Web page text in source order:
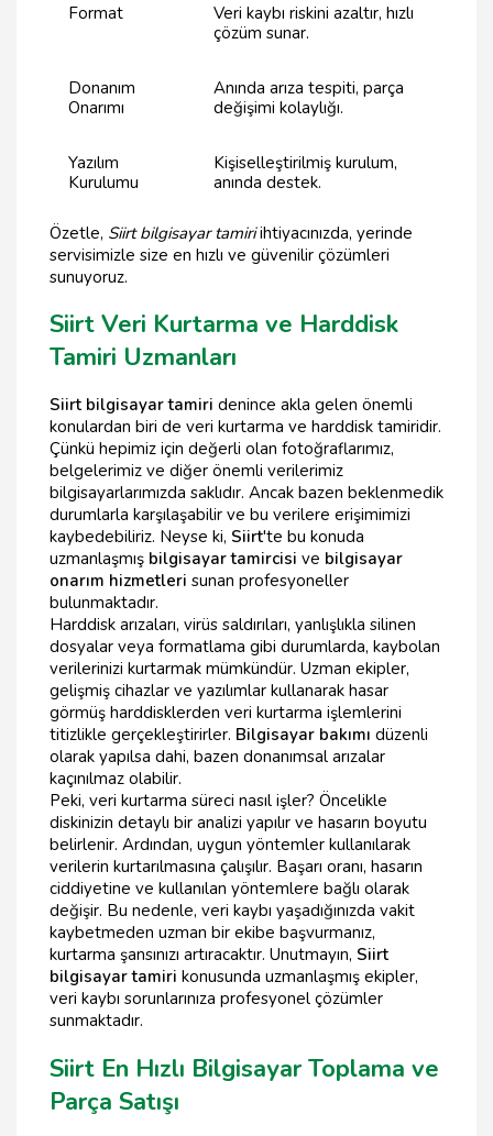
Format
Veri kaybı riskini azaltır, hızlı
çözüm sunar.
Donanım
Onarımı
Anında arıza tespiti, parça
değişimi kolaylığı.
Yazılım
Kurulumu
Kişiselleştirilmiş kurulum,
anında destek.
Özetle, Siirt bilgisayar tamiriihtiyacınızda, yerinde
servisimizle size en hızlı ve güvenilir çözümleri
sunuyoruz.
Siirt Veri Kurtarma ve Harddisk
Tamiri Uzmanları
Siirt bilgisayar tamiri denince akla gelen önemli
konulardan biri de veri kurtarma ve harddisk tamiridir.
Çünkü hepimiz için değerli olan fotoğraflarımız,
belgelerimiz ve diğer önemli verilerimiz
bilgisayarlarımızda saklıdır. Ancak bazen beklenmedik
durumlarla karşılaşabilir ve bu verilere erişimimizi
kaybedebiliriz. Neyse ki, Siirt'te bu konuda
uzmanlaşmış bilgisayar tamircisi ve bilgisayar
onarım hizmetleri sunan profesyoneller
bulunmaktadır.
Harddisk arızaları, virüs saldırıları, yanlışlıkla silinen
dosyalar veya formatlama gibi durumlarda, kaybolan
verilerinizi kurtarmak mümkündür. Uzman ekipler,
gelişmiş cihazlar ve yazılımlar kullanarak hasar
görmüş harddisklerden veri kurtarma işlemlerini
titizlikle gerçekleştirirler. Bilgisayar bakımı düzenli
olarak yapılsa dahi, bazen donanımsal arızalar
kaçınılmaz olabilir.
Peki, veri kurtarma süreci nasıl işler? Öncelikle
diskinizin detaylı bir analizi yapılır ve hasarın boyutu
belirlenir. Ardından, uygun yöntemler kullanılarak
verilerin kurtarılmasına çalışılır. Başarı oranı, hasarın
ciddiyetine ve kullanılan yöntemlere bağlı olarak
değişir. Bu nedenle, veri kaybı yaşadığınızda vakit
kaybetmeden uzman bir ekibe başvurmanız,
kurtarma şansınızı artıracaktır. Unutmayın, Siirt
bilgisayar tamiri konusunda uzmanlaşmış ekipler,
veri kaybı sorunlarınıza profesyonel çözümler
sunmaktadır.
Siirt En Hızlı Bilgisayar Toplama ve
Parça Satışı